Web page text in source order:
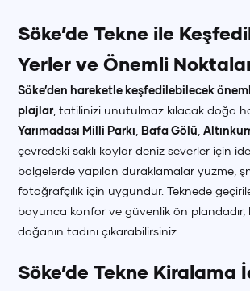
Söke’de Tekne ile
Yerler ve Önemli
Söke’den hareketle keşfedilebilecek
plajlar , tatilinizi unutulmaz kılacak doğa
Yarımadası Milli Parkı Bafa Gölü ,
çevredeki saklı koylar deniz severler için
bölgelerde yapılan duraklamalar yüzme,
fotoğrafçılık için uygundur. Teknede
boyunca konfor ve güvenlik ön plandadır,
doğanın tadını çıkarabilirsiniz.
Söke’de Tekne Kiralama